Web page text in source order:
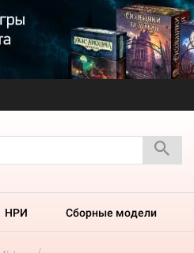
НРИ Сборные модели